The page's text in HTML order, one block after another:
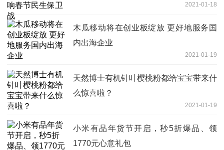
2021-01-18
木瓜移动将在创业板绽放 更好地服务国
内出海企业
2021-01-19
天然博士有机针叶樱桃粉都给宝宝带来什
么惊喜啦？
2021-01-19
小米有品年货节开启，秒5折爆品、领
1770元心意礼包